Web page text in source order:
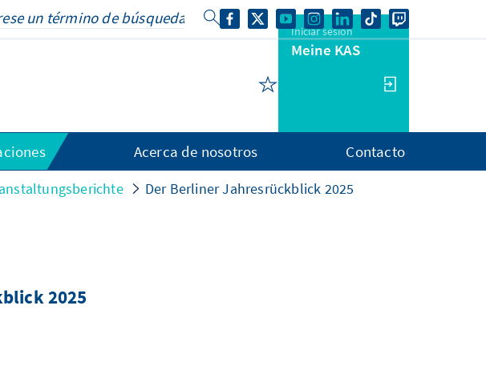
Iniciar sesión
Meine KAS
Acerca de nosotros Contacto
Der Berliner Jahresrückblick 2025
2025